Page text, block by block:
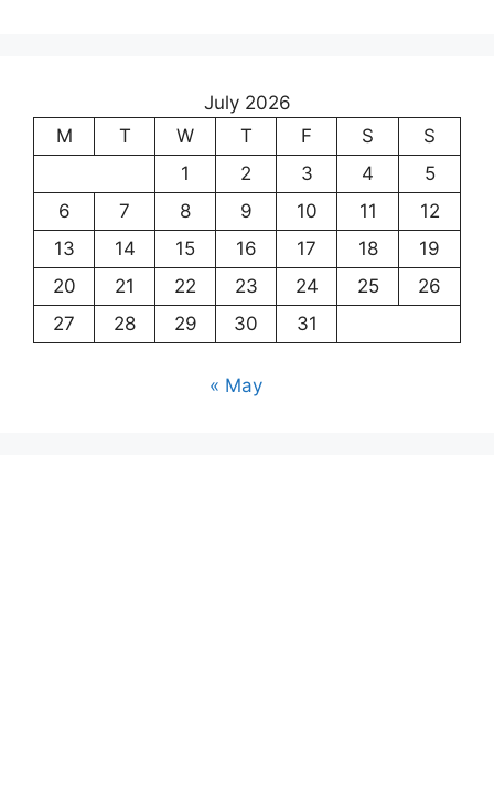
July 2026
M
T W T F S
S
1
2 3 4
5
6
7 8 9 10 11
12
13
14 15 16 17 18
19
20
21 22 23 24 25
26
27
28 29 30 31
« May